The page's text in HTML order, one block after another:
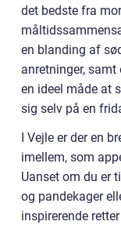
det bedste fra
en blanding af
anretninger,
en ideel måde at
sig selv på en
I Vejle er der en
imellem, som
Uanset om du er
og pandekager
inspirerende